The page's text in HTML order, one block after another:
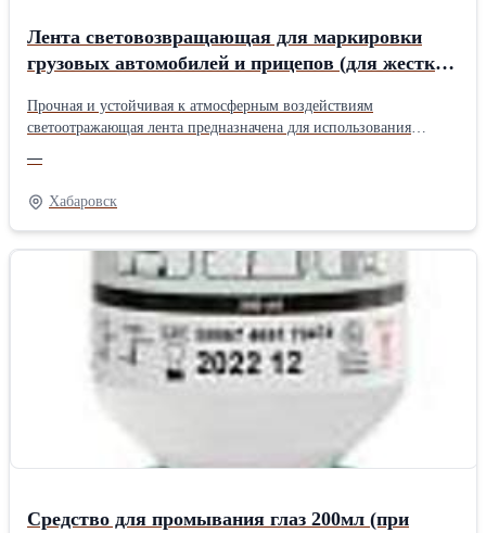
Лента световозвращающая для маркировки
грузовых автомобилей и прицепов (для жестких
Прочная и устойчивая к атмосферным воздействиям
светоотражающая лента предназначена для использования
на грузовые автомобили и прицепы. Маркировочная лента
с улучшенными светоотражающими характеристиками DM9620
состоит из микропризм, связанных с гибкой и прочной УФ-
стабилизированной полимерной пленкой с гладкой
поверхностью. Поверхность призм покрыта алюминием,
нанесенным методом вакуумного напыления для обеспечения
зеркальной поверхности граням призмы. Материал имеет
толщину не более 0.20 мм и поставляется с клеевым
самоклеящимся покрытием с высокой адгезией. Изделие
однослойное, отсутствует необходимость в заделке торца ленты.
стабилизированный полимер Толщина пленки - 0.2 мм
Назначение - для грузовых автомобилей и прицепов Ширина
—
Хабаровск
Средство для промывания глаз 200мл (при